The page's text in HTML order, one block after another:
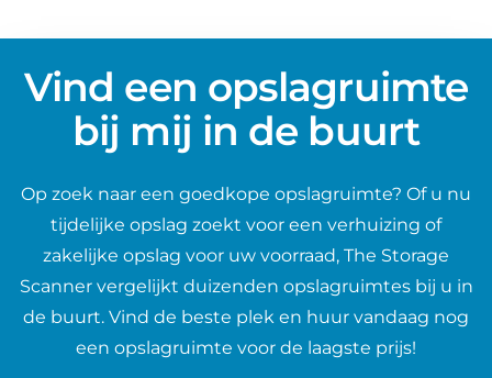
Vind een opslagruimte
bij mij in de buurt
Op zoek naar een goedkope opslagruimte? Of u nu
tijdelijke opslag zoekt voor een verhuizing of
zakelijke opslag voor uw voorraad, The Storage
Scanner vergelijkt duizenden opslagruimtes bij u in
de buurt. Vind de beste plek en huur vandaag nog
een opslagruimte voor de laagste prijs!